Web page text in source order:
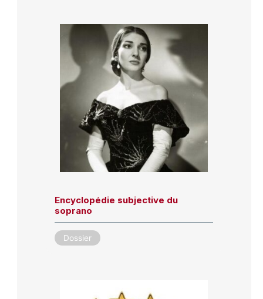
Encyclopédie subjective du
soprano
Dossier